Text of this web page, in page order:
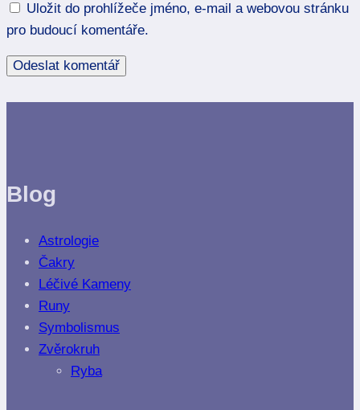
Uložit do prohlížeče jméno, e-mail a webovou stránku
pro budoucí komentáře.
Blog
Astrologie
Čakry
Léčivé Kameny
Runy
Symbolismus
Zvěrokruh
Ryba